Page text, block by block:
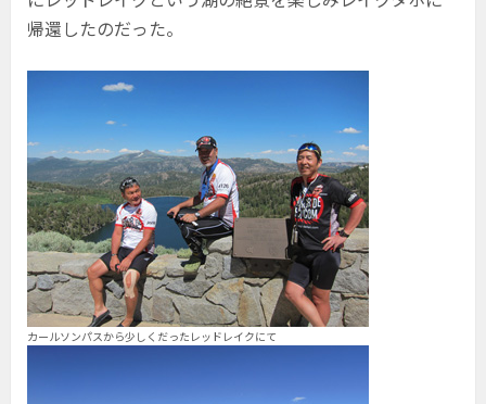
帰還したのだった。
カールソンパスから少しくだったレッドレイクにて